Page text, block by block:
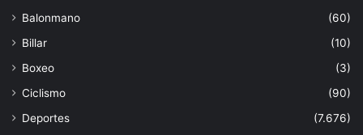
Balonmano
(60)
Billar
(10)
Boxeo
(3)
Ciclismo
(90)
Deportes
(7.676)